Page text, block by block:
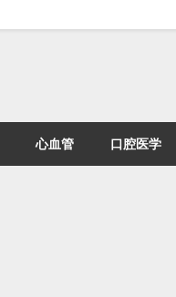
心血管 口腔医学